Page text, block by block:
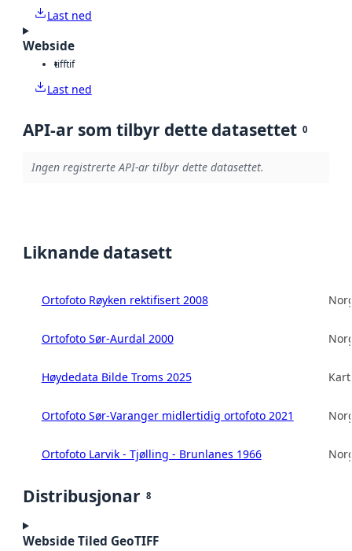
Last ned
Webside
tifftif
Last ned
API-ar som tilbyr dette datasettet 0
Ingen registrerte API-ar tilbyr dette datasettet.
Liknande datasett
Ortofoto Røyken rektifisert 2008
Ortofoto Sør-Aurdal 2000
Høydedata Bilde Troms 2025
Ortofoto Sør-Varanger midlertidig ortofoto 2021
Ortofoto Larvik - Tjølling - Brunlanes 1966
Distribusjonar 8
Webside Tiled GeoTIFF